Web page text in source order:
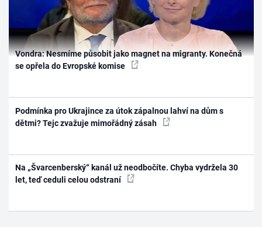
Vondra: Nesmíme působit jako magnet na migranty. Konečná
se opřela do Evropské komise
Podmínka pro Ukrajince za útok zápalnou lahví na dům s
dětmi? Tejc zvažuje mimořádný zásah
Na „Švarcenberský“ kanál už neodbočíte. Chyba vydržela 30
let, teď ceduli celou odstraní